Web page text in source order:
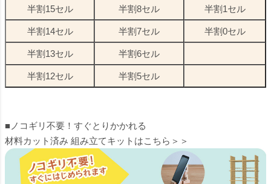
半割15セル 半割8セル 半割1セル
半割14セル 半割7セル 半割0セル
半割13セル 半割6セル
半割12セル 半割5セル
■ノコギリ不要！すぐとりかかれる
材料カット済み 組み立てキットはこちら＞＞